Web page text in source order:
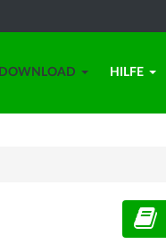
DOWNLOAD HILFE